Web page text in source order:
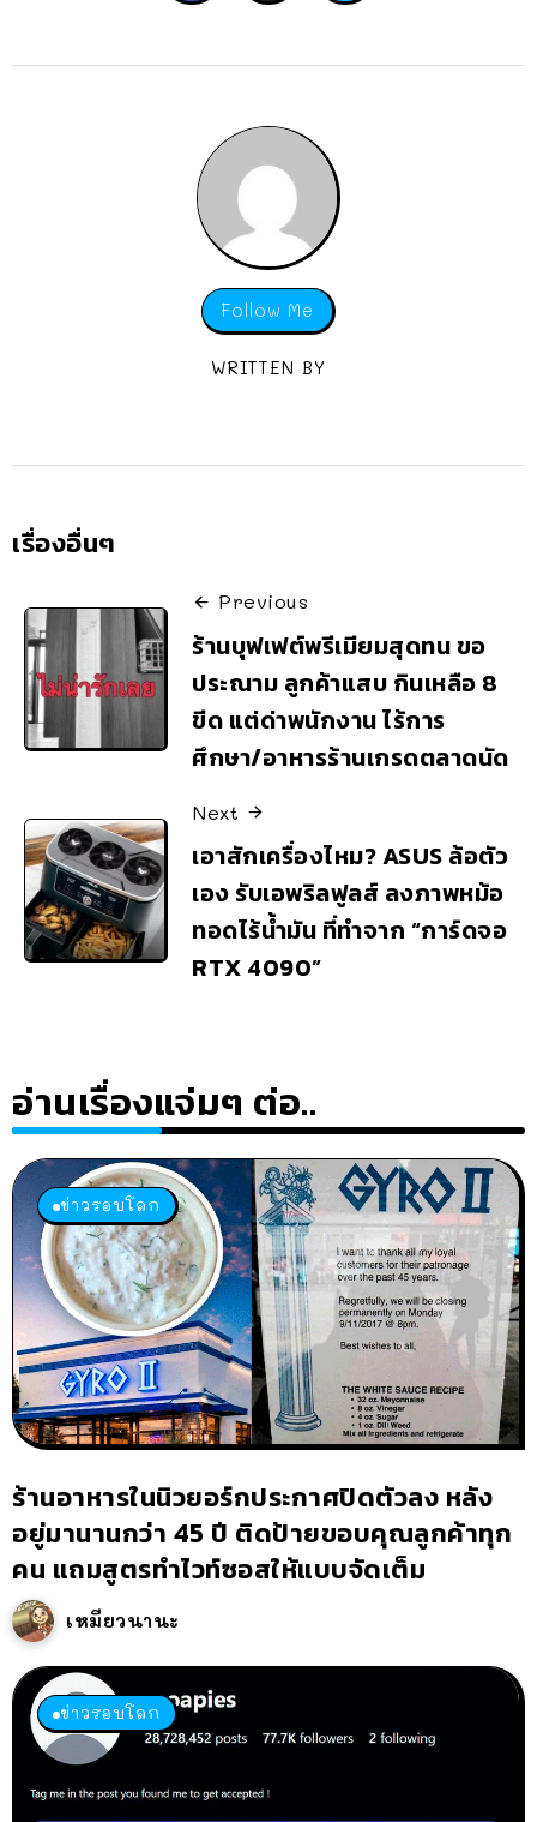
Follow Me
WRITTEN BY
เรื่องอื่นๆ
Previous
ร้านบุฟเฟต์พรีเมียมสุดทน ขอ
ประณาม ลูกค้าแสบ กินเหลือ 8
ขีด แต่ด่าพนักงาน ไร้การ
ศึกษา/อาหารร้านเกรดตลาดนัด
Next
เอาสักเครื่องไหม? ASUS ล้อตัว
เอง รับเอพริลฟูลส์ ลงภาพหม้อ
ทอดไร้น้ำมัน ที่ทำจาก “การ์ดจอ
RTX 4090”
อ่านเรื่องแจ่มๆ ต่อ..
ข่าวรอบโลก
ร้านอาหารในนิวยอร์กประกาศปิดตัวลง หลัง
อยู่มานานกว่า 45 ปี ติดป้ายขอบคุณลูกค้าทุก
คน แถมสูตรทำไวท์ซอสให้แบบจัดเต็ม
เหมียวนานะ
ข่าวรอบโลก